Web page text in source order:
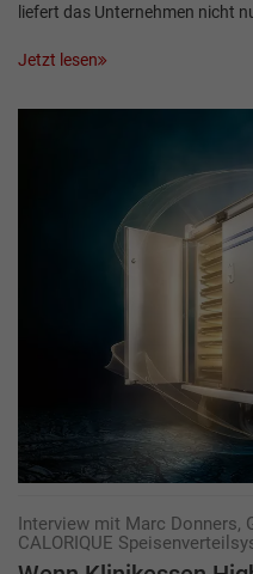
liefert das Unternehmen nicht
Jetzt lesen
Interview mit Marc Donners,
CALORIQUE